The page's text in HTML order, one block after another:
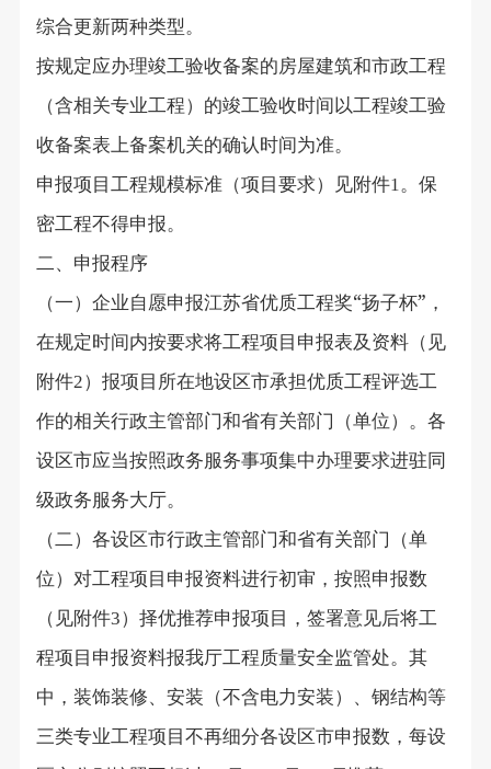
综合更新两种类型。
按规定应办理竣工验收备案的房屋建筑和市政工程
（含相关专业工程）的竣工验收时间以工程竣工验
收备案表上备案机关的确认时间为准。
申报项目工程规模标准（项目要求）见附件1 。保
密工程不得申报。
二、申报程序
（一）企业自愿申报江苏省优质工程奖“扬子杯”，
在规定时间内按要求将工程项目申报表及资料（见
附件2）报项目所在地设区市承担优质工程评选工
作的相关行政主管部门和省有关部门（单位）。各
设区市应当按照政务服务事项集中办理要求进驻同
级政务服务大厅。
（二）各设区市行政主管部门和省有关部门（单
位）对工程项目申报资料进行初审，按照申报数
（见附件3）择优推荐申报项目，签署意见后将工
程项目申报资料报我厅工程质量安全监管处。其
中，装饰装修、安装（不含电力安装）、钢结构等
三类专业工程项目不再细分各设区市申报数，每设